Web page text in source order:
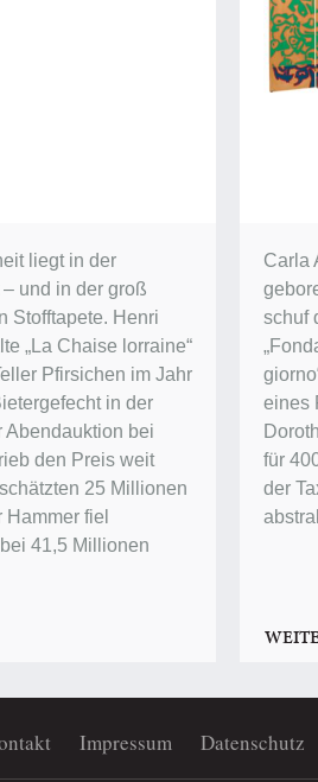
liegt in der
und in der groß
Stofftapete. Henri
„La Chaise lorraine“
Pfirsichen im Jahr
in der
Abendauktion bei
den Preis weit
25 Millionen
Hammer fiel
41,5 Millionen
Carla
schuf
eines
für
der
Impressum Datenschutz